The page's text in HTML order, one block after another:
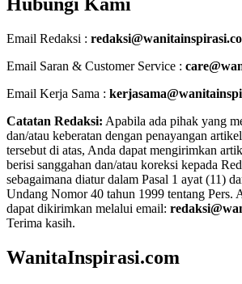
Hubungi Kami
Email Redaksi :
Email Saran & Customer Service :
Email Kerja Sama :
Catatan Redaksi: Apabila ada pihak yang
dan/atau keberatan dengan penayangan
tersebut di atas, Anda dapat mengirimkan
berisi sanggahan dan/atau koreksi kepada
sebagaimana diatur dalam Pasal 1 ayat (11)
Undang Nomor 40 tahun 1999 tentang Pers.
dapat dikirimkan melalui email:
Terima kasih.
WanitaInspirasi.com